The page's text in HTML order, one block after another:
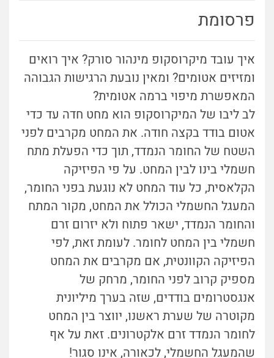
פרסומת
איך עובד מיקרוסקופ מינהור סורק? איך רואים
ומזיזים אטומים? ומאין נובעת הרגישות הגבוהה
המאפשרת מיפוי ברמה אטומית?
לב ליבו של המיקרוסקופ הוא מחט חדה עד כדי
אטום בודד בקצה חודה. את המחט מקרבים לפני
השטח של החומר הנמדד, תוך כדי הפעלת מתח
חשמלי בינו לבין המחט. על פי הפיזיקה
הקלאסית, כל עוד המחט לא נוגעת בפני החומר,
המעגל החשמלי הכולל את המחט, מקור המתח
והחומר הנמדד, ישאר פתוח ולא יזרום זרם
חשמלי בין המחט לחומר. לעומת זאת, לפי
הפיזיקה הקוונטית, אם מקרבים את המחט
מספיק קרוב לפני החומר, מרחק של
אנגסטרומים בודדים, שזה בערך מיליונית
מקוטרה של שערת ראשנו, יווצר בין המחט
לחומר הנמדד זרם אלקטרונים. זאת על אף
שהמעגל החשמלי, לכאורה, אינו סגור!